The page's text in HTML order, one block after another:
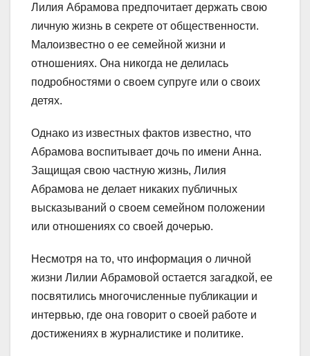
Лилия Абрамова предпочитает держать свою
личную жизнь в секрете от общественности.
Малоизвестно о ее семейной жизни и
отношениях. Она никогда не делилась
подробностями о своем супруге или о своих
детях.
Однако из известных фактов известно, что
Абрамова воспитывает дочь по имени Анна.
Защищая свою частную жизнь, Лилия
Абрамова не делает никаких публичных
высказываний о своем семейном положении
или отношениях со своей дочерью.
Несмотря на то, что информация о личной
жизни Лилии Абрамовой остается загадкой, ее
посвятились многочисленные публикации и
интервью, где она говорит о своей работе и
достижениях в журналистике и политике.